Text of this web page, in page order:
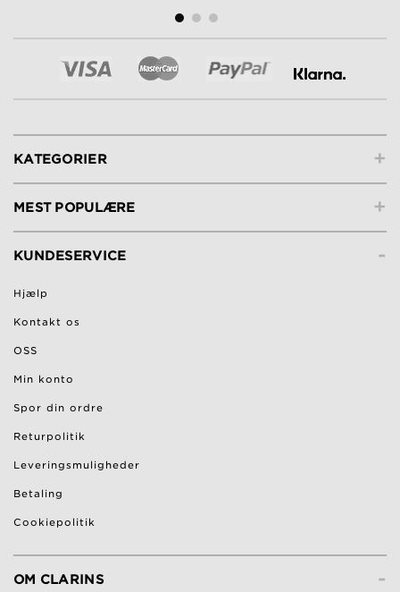
+
KATEGORIER
+
MEST POPULÆRE
-
KUNDESERVICE
Hjælp
Kontakt os
OSS
Min konto
Spor din ordre
Returpolitik
Leveringsmuligheder
Betaling
Cookiepolitik
-
OM CLARINS